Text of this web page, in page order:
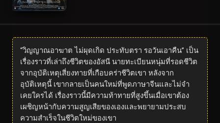
“วิญญาณอาฆาต ไม่ผุดเกิด ประทับตรา รอวันเอาคืน” เป็น
เรื่องราวที่เล่าถึงชีวิตของอัสนี นายทะเบียนหนุ่มที่รอดชีวิต
จากอุบัติเหตุเสี่ยงทายที่เกือบคร่าชีวิตเขา หลังจาก
อุบัติเหตุนี้ เขากลายเป็นคนใหม่ที่พูดภาษาจีนและไม่จำ
เคยใครได้ เรื่องราวนี้มีความท้าทายที่สูงขึ้นเมื่อเขาต้อง
เผชิญหน้ากับความสูญเสียของเองและพยายามประสบ
ความสำเร็จในชีวิตใหม่ของเขา